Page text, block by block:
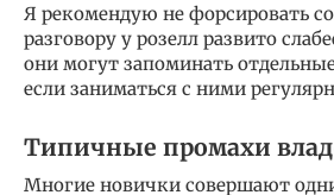
Я рекомендую не форсировать
разговору у розелл развито
они могут запоминать
если заниматься с ними
Типичные промахи
Многие новички совершают